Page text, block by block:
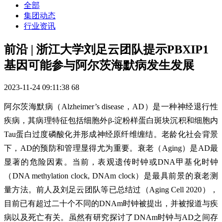
全部
集团动态
行业资讯
前沿 | 浙江大学刘足云团队提示PBXIP1
基因可能参与阿尔茨海默病发生发展
2023-11-24 09:11:38 68
阿尔茨海默病（Alzheimer’s disease，AD）是一种神经退行性
疾病，其病理特征包括细胞外β-淀粉样蛋白斑块沉积和细胞内
Tau蛋白过度磷酸化并形成神经原纤维缠结。老龄化社会背景
下，AD的预防和管理显得尤为重要。衰老（Aging）是AD最
显著的危险因素。当前，表观遗传时钟或DNA甲基化时钟
（DNA methylation clock, DNAm clock）是最具前景的衰老测
量方法。前人及刘足云团队等已总结过（Aging Cell 2020），
目前已有超过二十个不同的DNAm时钟被提出，并被报道与疾
病以及死亡有关。虽然有研究探讨了DNAm时钟与AD之间存